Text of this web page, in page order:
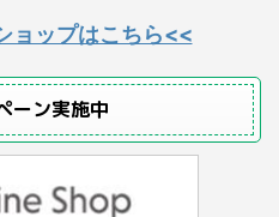
ョップはこちら<<
ーン実施中